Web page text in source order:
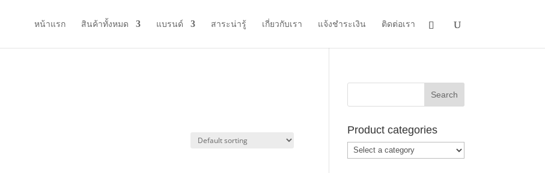
หน้าแรก สินค้าทั้งหมด แบรนด์ สาระน่ารู้ เกี่ยวกับเรา แจ้งชำระเงิน ติดต่อเรา
Product categories